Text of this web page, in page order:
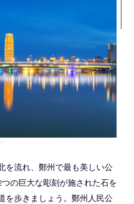
を流れ、鄭州で最も美しい公
の巨大な彫刻が施された石を
を歩きましょう。鄭州人民公